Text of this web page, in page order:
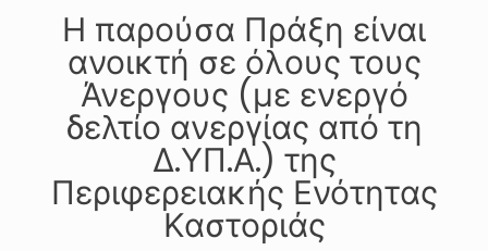
Η παρούσα Πράξη είναι
ανοικτή σε όλους τους
Άνεργους (με ενεργό
δελτίο ανεργίας από τη
Δ.ΥΠ.Α.) της
Περιφερειακής Ενότητας
Καστοριάς